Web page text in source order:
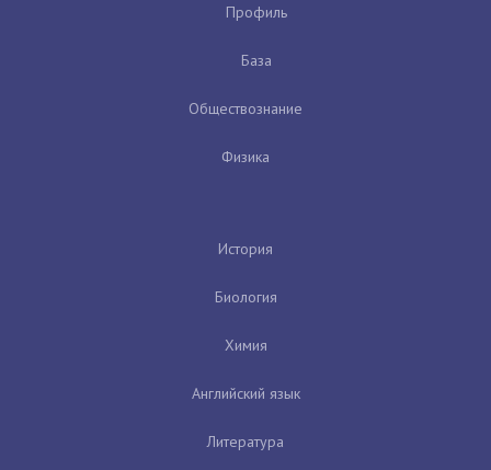
Профиль
База
Обществознание
Физика
История
Биология
Химия
Английский язык
Литература